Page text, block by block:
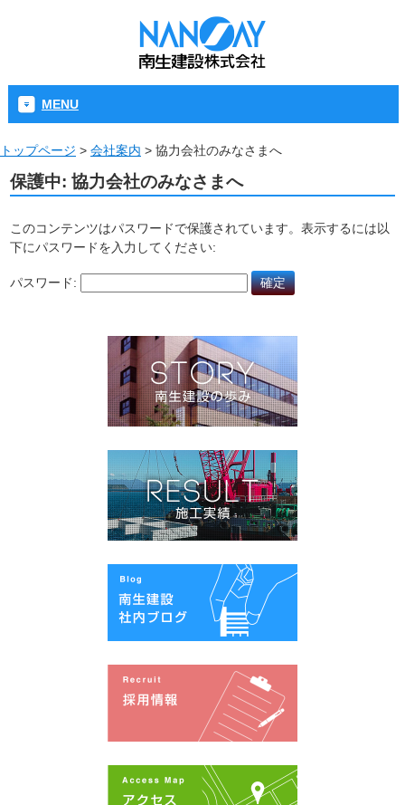
MENU
トップページ > 会社案内 > 協力会社のみなさまへ
保護中: 協力会社のみなさまへ
このコンテンツはパスワードで保護されています。表示するには以
下にパスワードを入力してください:
パスワード: